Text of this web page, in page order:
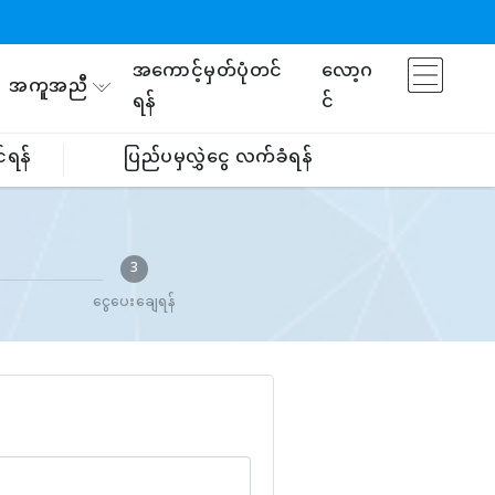
အကူအညီ
အကောင့်မှတ်ပုံတင်
ရန်
လော့ဂ
င်
န် ပြည်ပမှလွှဲငွေ လက်ခံရန်
3
ငွေပေးချေရန်